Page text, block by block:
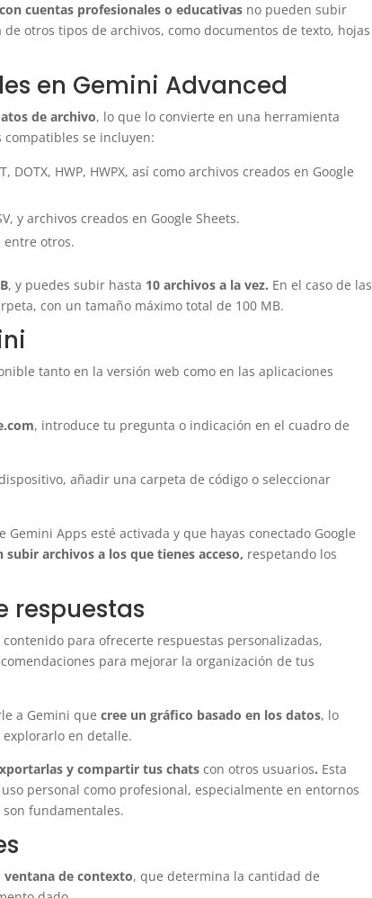
cuentas profesionales o educativas no pueden subir
otros tipos de archivos, como documentos de texto, hojas
en Gemini Advanced
de archivo, lo que lo convierte en una herramienta
compatibles se incluyen:
DOTX, HWP, HWPX, así como archivos creados en Google
y archivos creados en Google Sheets.
entre otros.
, y puedes subir hasta 10 archivos a la vez. En el caso de las
con un tamaño máximo total de 100 MB.
tanto en la versión web como en las aplicaciones
, introduce tu pregunta o indicación en el cuadro de
añadir una carpeta de código o seleccionar
Gemini Apps esté activada y que hayas conectado Google
subir archivos a los que tienes acceso, respetando los
respuestas
para ofrecerte respuestas personalizadas,
para mejorar la organización de tus
a Gemini quecree un gráfico basado en los datos, lo
en detalle.
y compartir tus chatscon otros usuarios. Esta
personal como profesional, especialmente en entornos
fundamentales.
ventana de contexto, que determina la cantidad de